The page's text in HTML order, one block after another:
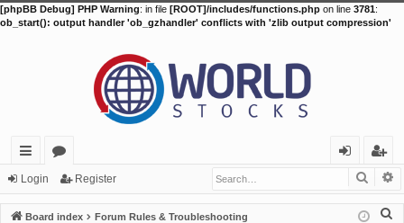
[phpBB Debug] PHP Warning: in file [ROOT]/includes/functions.php on line 3781:
ob_start(): output handler 'ob_gzhandler' conflicts with 'zlib output compression'
ui
ck
or
u
in
eg
ist
Login Register
Board index Forum Rules & Troubleshooting